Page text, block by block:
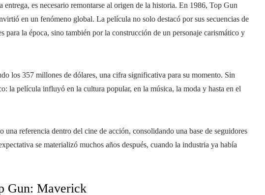
entrega, es necesario remontarse al origen de la historia. En 1986, Top Gun
en un fenómeno global. La película no solo destacó por sus secuencias de
para la época, sino también por la construcción de un personaje carismático y
los 357 millones de dólares, una cifra significativa para su momento. Sin
la película influyó en la cultura popular, en la música, la moda y hasta en el
una referencia dentro del cine de acción, consolidando una base de seguidores
se materializó muchos años después, cuando la industria ya había
Gun: Maverick